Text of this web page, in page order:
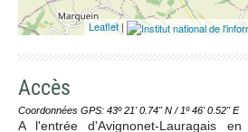
Leaflet |
Accès
Coordonnées GPS: 43º 21' 0.74'' N / 1º 46' 0.52'' E
A l'entrée d'Avignonet-Lauragais